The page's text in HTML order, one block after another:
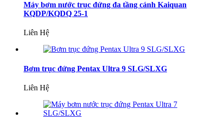
Máy bơm nước trục đứng đa tầng cánh Kaiquan
KQDP/KQDQ 25-1
Liên Hệ
Bơm trục đứng Pentax Ultra 9 SLG/SLXG
Liên Hệ